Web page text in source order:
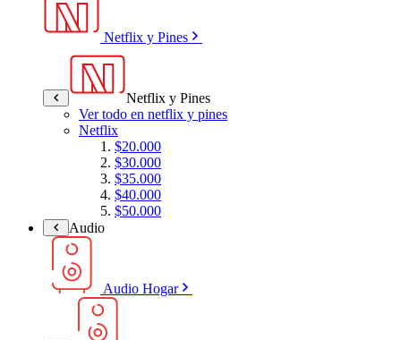
Netflix y Pines
Netflix y Pines
Ver todo en netflix y pines
Netflix
$20.000
$30.000
$35.000
$40.000
$50.000
Audio
Audio Hogar